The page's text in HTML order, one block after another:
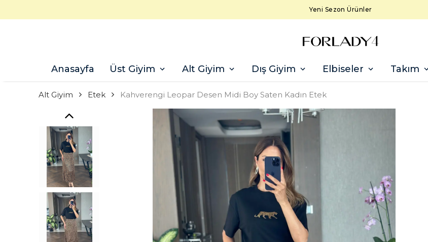
Yeni Sezon Ürünler
Anasayfa Üst Giyim Alt Giyim Dış Giyim Elbiseler Takım
Alt Giyim Etek Kahverengi Leopar Desen Midi Boy Saten Kadın Etek